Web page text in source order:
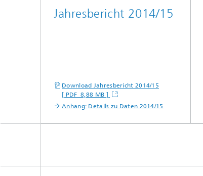
Jahresbericht 2014/15
Download Jahresbericht 2014/15
[ PDF 8,88 MB ]
Anhang: Details zu Daten 2014/15